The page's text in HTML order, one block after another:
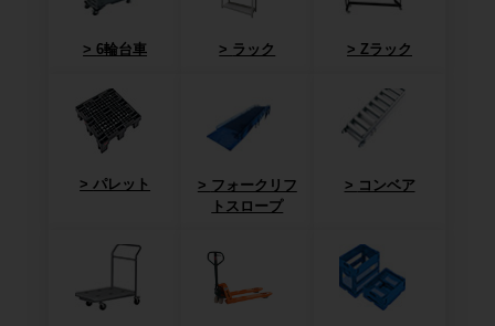
6輪台車 ラック Zラック
パレット
フォークリフ
トスロープ
コンベア